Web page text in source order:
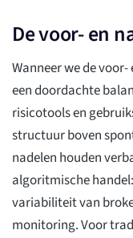
De voor- en
Wanneer we de
een doordachte
risicotools en
structuur boven
nadelen houden
algoritmische
variabiliteit van
monitoring. Voor